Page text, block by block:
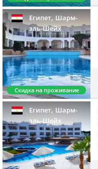
Египет,Шарм-
эль-Шейх
Скидка на проживание
Египет,Шарм-
эль-Шейх